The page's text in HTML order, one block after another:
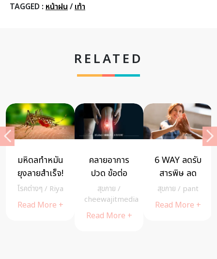
TAGGED : หน้าฝน / เท้า
RELATED
มหิดลทำหมัน
ยุงลายสำเร็จ!
เตรียมปล่อยสู่
ธรรมชาติ
โรคต่างๆ / Riya
Read More +
คลายอาการ
ปวด ข้อต่อ
อักเสบ ด้วย
วิตามินและ
การนวดแบบ
สุขกาย /
cheewajitmedia
Read More +
6 WAY ลดรับ
สารพิษ ลด
เสี่ยงมะเร็ง
สุขกาย / pant
Read More +